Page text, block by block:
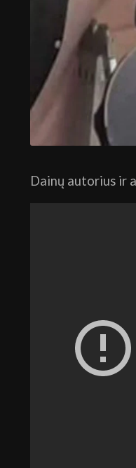
Dainų autorius ir